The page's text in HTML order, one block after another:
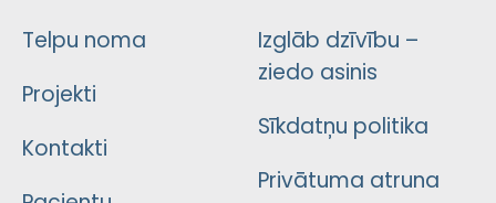
Telpu noma
Projekti
Kontakti
Izglāb dzīvību –
ziedo asinis
Sīkdatņu politika
Privātuma atruna